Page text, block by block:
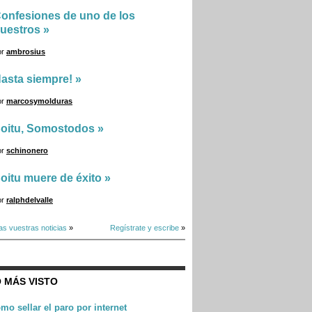
de uno de los
»
ambrosius
siempre! »
marcosymolduras
Somostodos »
schinonero
muere de éxito »
ralphdelvalle
vuestras noticias » Regístrate y escribe »
MÁS VISTO
sellar el paro por internet